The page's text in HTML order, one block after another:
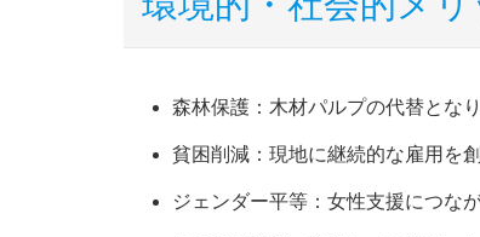
森林保護：木材パルプの代替とな
貧困削減：現地に継続的な雇用を
ジェンダー平等：女性支援につな